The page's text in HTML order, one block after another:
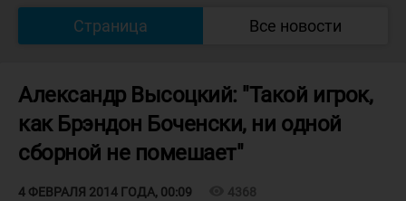
Страница Все новости
Александр Высоцкий: "Такой игрок,
как Брэндон Боченски, ни одной
сборной не помешает"
4 ФЕВРАЛЯ 2014 ГОДА, 00:09 4368